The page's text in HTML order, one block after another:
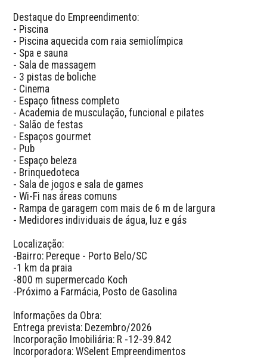
Destaque do Empreendimento:
- Piscina
- Piscina aquecida com raia semiolímpica
- Spa e sauna
- Sala de massagem
- 3 pistas de boliche
- Cinema
- Espaço fitness completo
- Academia de musculação, funcional e pilates
- Salão de festas
- Espaços gourmet
- Pub
- Espaço beleza
- Brinquedoteca
- Sala de jogos e sala de games
- Wi-Fi nas áreas comuns
- Rampa de garagem com mais de 6 m de largura
- Medidores individuais de água, luz e gás
Localização:
-Bairro: Pereque - Porto Belo/SC
-1 km da praia
-800 m supermercado Koch
-Próximo a Farmácia, Posto de Gasolina
Informações da Obra:
Entrega prevista: Dezembro/2026
Incorporação Imobiliária: R -12-39.842
Incorporadora: WSelent Empreendimentos